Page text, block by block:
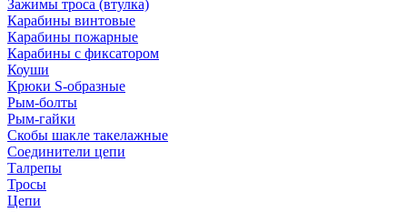
Зажимы троса (втулка)
Карабины винтовые
Карабины пожарные
Карабины с фиксатором
Коуши
Крюки S-образные
Рым-болты
Рым-гайки
Скобы шакле такелажные
Соединители цепи
Талрепы
Тросы
Цепи